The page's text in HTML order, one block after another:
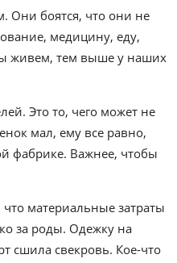
Они боятся, что они не
медицину, еду,
живем, тем выше у наших
Это то, чего может не
мал, ему все равно,
фабрике. Важнее, чтобы
материальные затраты
за роды. Одежку на
сшила свекровь. Кое-что